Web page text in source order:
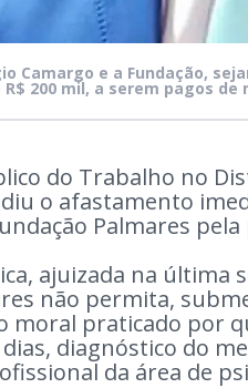
Camargo e a Fundação,
200 mil, a serem pagos de
do Trabalho no
o afastamento
Palmares
ajuizada na
não permita,
moral praticado por
diagnóstico do
da área de